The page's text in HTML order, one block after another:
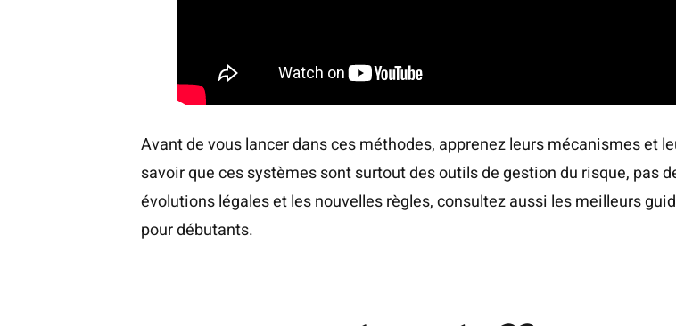
Avant de vous lancer dans ces méthodes, apprenez leurs mécanismes et
savoir que ces systèmes sont surtout des outils de gestion du risque, pas
évolutions légales et les nouvelles règles, consultez aussi lesmeilleurs
pour débutants.